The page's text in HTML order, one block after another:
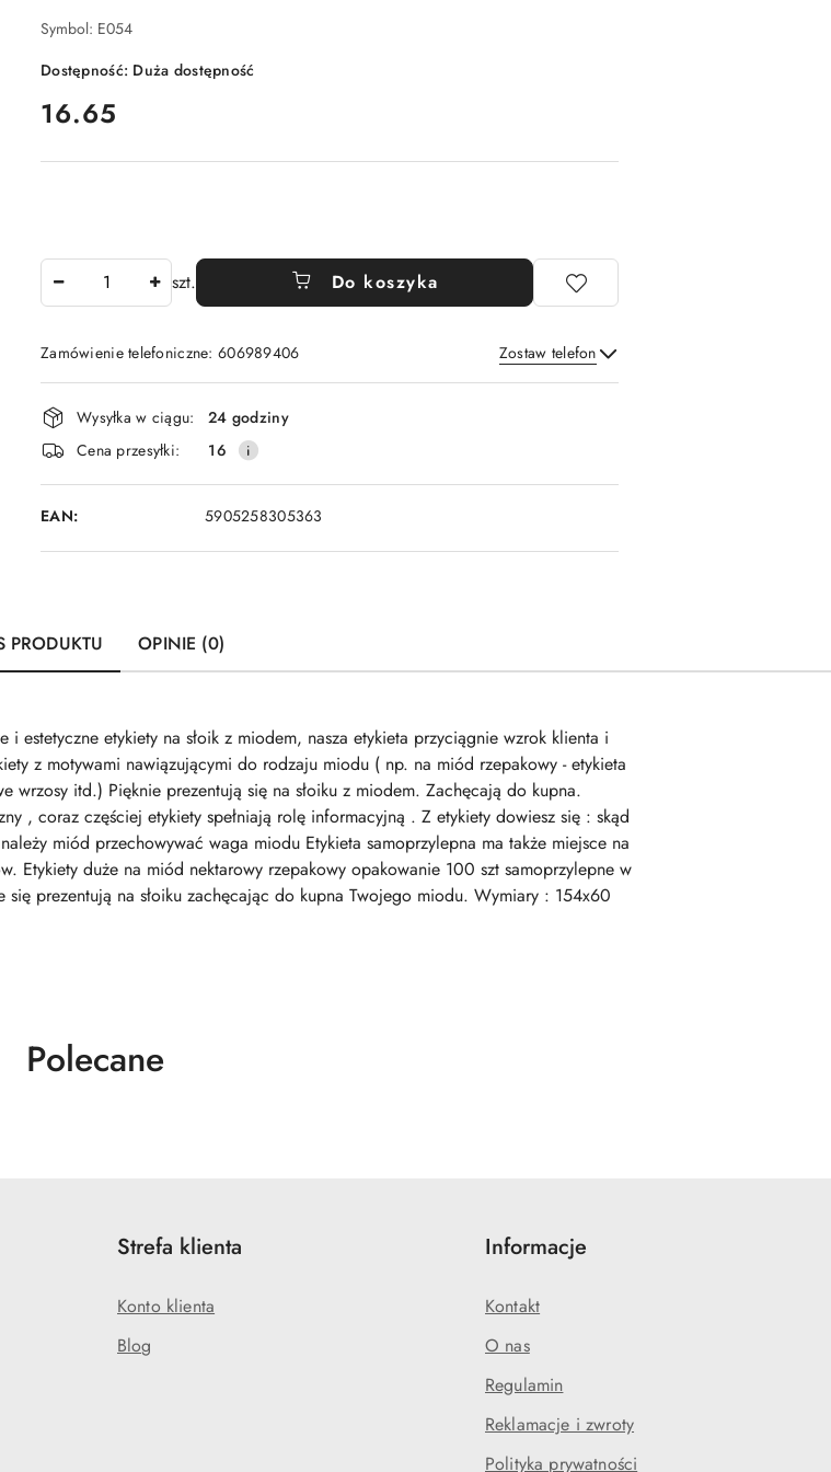
Symbol: E054
Dostępność: Duża dostępność
cena:
16.65
szt. Do koszyka
Zamówienie telefoniczne: 606989406 Zostaw telefon
Wyślij
Dostępność
i
dostawa
Wysyłka w ciągu:
24 godziny
Cena przesyłki:
16
EAN: 5905258305363
PRODUKTU OPINIE (0)
estetyczne etykiety na słoik z miodem, nasza etykieta przyciągnie wzrok klienta i
z motywami nawiązującymi do rodzaju miodu ( np. na miód rzepakowy - etykieta
itd.) Pięknie prezentują się na słoiku z miodem. Zachęcają do kupna.
, coraz częściej etykiety spełniają rolę informacyjną . Z etykiety dowiesz się : skąd
miód przechowywać waga miodu Etykieta samoprzylepna ma także miejsce na
Etykiety duże na miód nektarowy rzepakowy opakowanie 100 szt samoprzylepne w
się prezentują na słoiku zachęcając do kupna Twojego miodu. Wymiary : 154x60
Produkty
Polecane
Strefa klienta
Konto klienta
Blog
Informacje
Kontakt
O nas
Regulamin
Reklamacje i zwroty
Polityka prywatności